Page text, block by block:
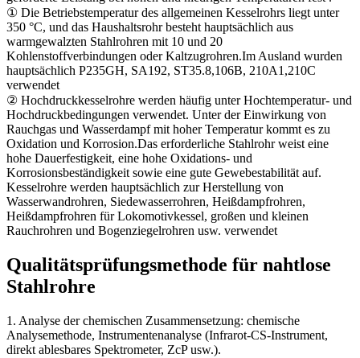
① Die Betriebstemperatur des allgemeinen Kesselrohrs liegt unter
350 °C, und das Haushaltsrohr besteht hauptsächlich aus
warmgewalzten Stahlrohren mit 10 und 20
Kohlenstoffverbindungen oder Kaltzugrohren.Im Ausland wurden
hauptsächlich P235GH, SA192, ST35.8,106B, 210A1,210C
verwendet
② Hochdruckkesselrohre werden häufig unter Hochtemperatur- und
Hochdruckbedingungen verwendet. Unter der Einwirkung von
Rauchgas und Wasserdampf mit hoher Temperatur kommt es zu
Oxidation und Korrosion.Das erforderliche Stahlrohr weist eine
hohe Dauerfestigkeit, eine hohe Oxidations- und
Korrosionsbeständigkeit sowie eine gute Gewebestabilität auf.
Kesselrohre werden hauptsächlich zur Herstellung von
Wasserwandrohren, Siedewasserrohren, Heißdampfrohren,
Heißdampfrohren für Lokomotivkessel, großen und kleinen
Rauchrohren und Bogenziegelrohren usw. verwendet
Qualitätsprüfungsmethode für nahtlose
Stahlrohre
1. Analyse der chemischen Zusammensetzung: chemische
Analysemethode, Instrumentenanalyse (Infrarot-CS-Instrument,
direkt ablesbares Spektrometer, ZcP usw.).